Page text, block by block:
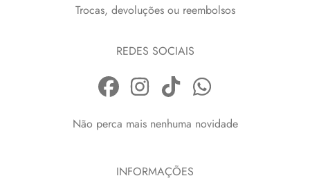
Trocas, devoluções ou reembolsos
REDES SOCIAIS
Não perca mais nenhuma novidade
INFORMAÇÕES